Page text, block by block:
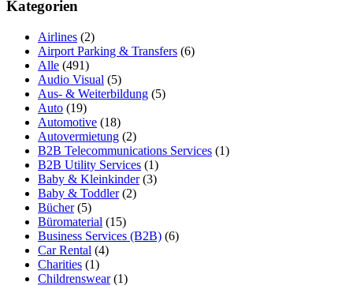
Kategorien
Airlines (2)
Airport Parking & Transfers (6)
Alle (491)
Audio Visual (5)
Aus- & Weiterbildung (5)
Auto (19)
Automotive (18)
Autovermietung (2)
B2B Telecommunications Services (1)
B2B Utility Services (1)
Baby & Kleinkinder(3)
Baby & Toddler(2)
Bücher(5)
Büromaterial (15)
Business Services (B2B) (6)
Car Rental (4)
Charities (1)
Childrenswear(1)